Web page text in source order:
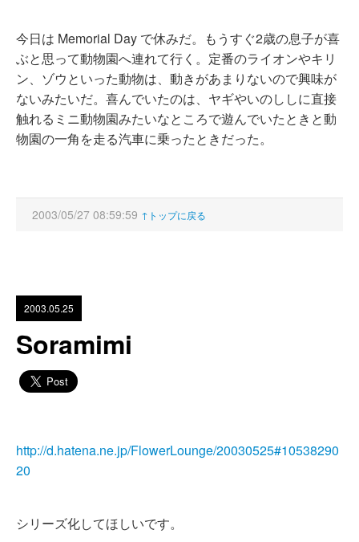
今日は Memorial Day で休みだ。もうすぐ2歳の息子が喜
ぶと思って動物園へ連れて行く。定番のライオンやキリ
ン、ゾウといった動物は、動きがあまりないので興味が
ないみたいだ。喜んでいたのは、ヤギやいのししに直接
触れるミニ動物園みたいなところで遊んでいたときと動
物園の一角を走る汽車に乗ったときだった。
2003/05/27 08:59:59 ↑トップに戻る
2003.05.25
Soramimi
http://d.hatena.ne.jp/FlowerLounge/20030525#10538290
20
シリーズ化してほしいです。